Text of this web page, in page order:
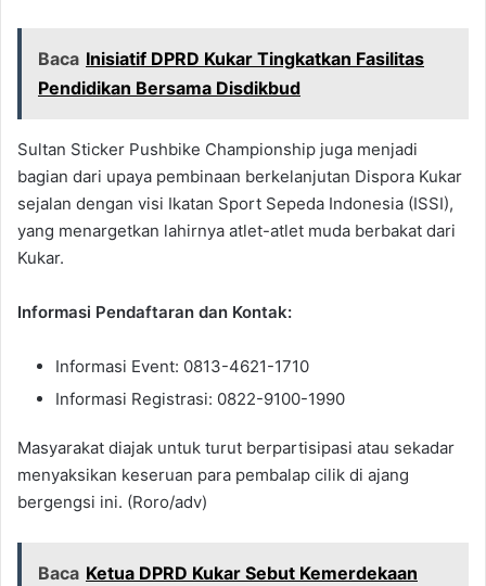
Baca Inisiatif DPRD Kukar Tingkatkan Fasilitas
Pendidikan Bersama Disdikbud
Sultan Sticker Pushbike Championship juga menjadi
bagian dari upaya pembinaan berkelanjutan Dispora Kukar
sejalan dengan visi Ikatan Sport Sepeda Indonesia (ISSI),
yang menargetkan lahirnya atlet-atlet muda berbakat dari
Kukar.
Informasi Pendaftaran dan Kontak:
Informasi Event: 0813-4621-1710
Informasi Registrasi: 0822-9100-1990
Masyarakat diajak untuk turut berpartisipasi atau sekadar
menyaksikan keseruan para pembalap cilik di ajang
bergengsi ini. (Roro/adv)
Baca Ketua DPRD Kukar Sebut Kemerdekaan